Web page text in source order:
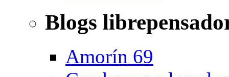
Blogs
Amorín 69